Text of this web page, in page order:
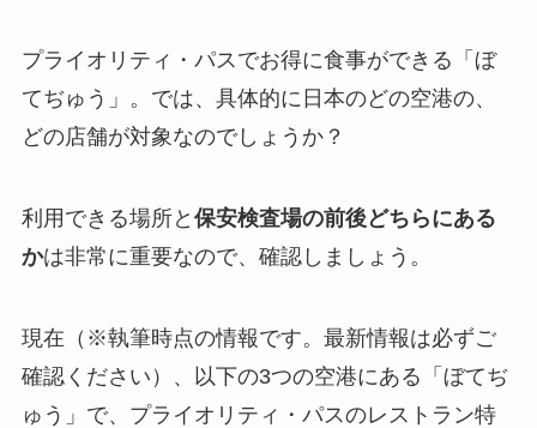
プライオリティ・パスでお得に食事ができる「ぼ
てぢゅう」。では、具体的に日本のどの空港の、
どの店舗が対象なのでしょうか？
利用できる場所と 保安検査場の前後どちらにある
かは非常に重要なので、確認しましょう。
現在（※執筆時点の情報です。最新情報は必ずご
確認ください）、以下の3つの空港にある「ぼてぢ
ゅう」で、プライオリティ・パスのレストラン特